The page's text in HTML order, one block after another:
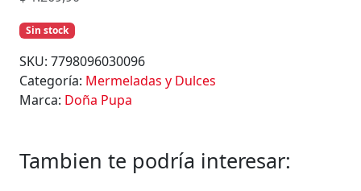
Sin stock
SKU: 7798096030096
Categoría: Mermeladas y Dulces
Marca: Doña Pupa
Tambien te podría interesar: